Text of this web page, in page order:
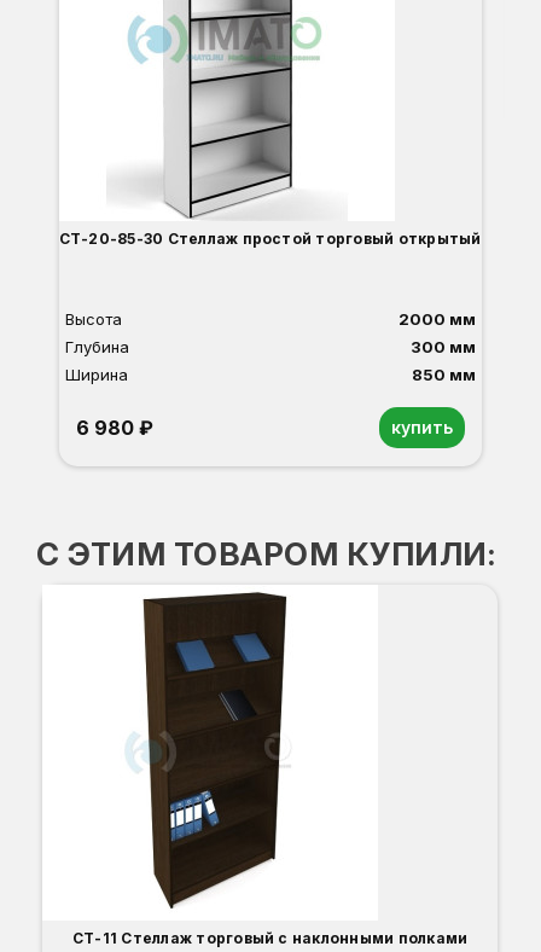
СТ-20-85-30 Стеллаж простой торговый открытый
Высота
2000 мм
Глубина
300 мм
Ширина
850 мм
6 980 ₽ купить
С ЭТИМ ТОВАРОМ КУПИЛИ:
СТ-11 Стеллаж торговый с наклонными полками